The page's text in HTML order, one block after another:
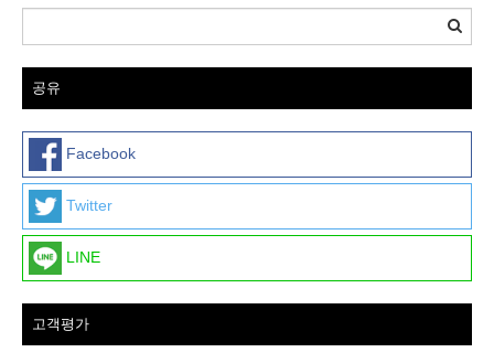
공유
Facebook
Twitter
LINE
고객평가